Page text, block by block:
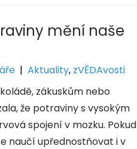
mění naše
|Aktuality, zVĚDAvosti
zákuskům nebo
že potraviny s vysokým
spojení v mozku. Pokud
naučí upřednostňovat i v